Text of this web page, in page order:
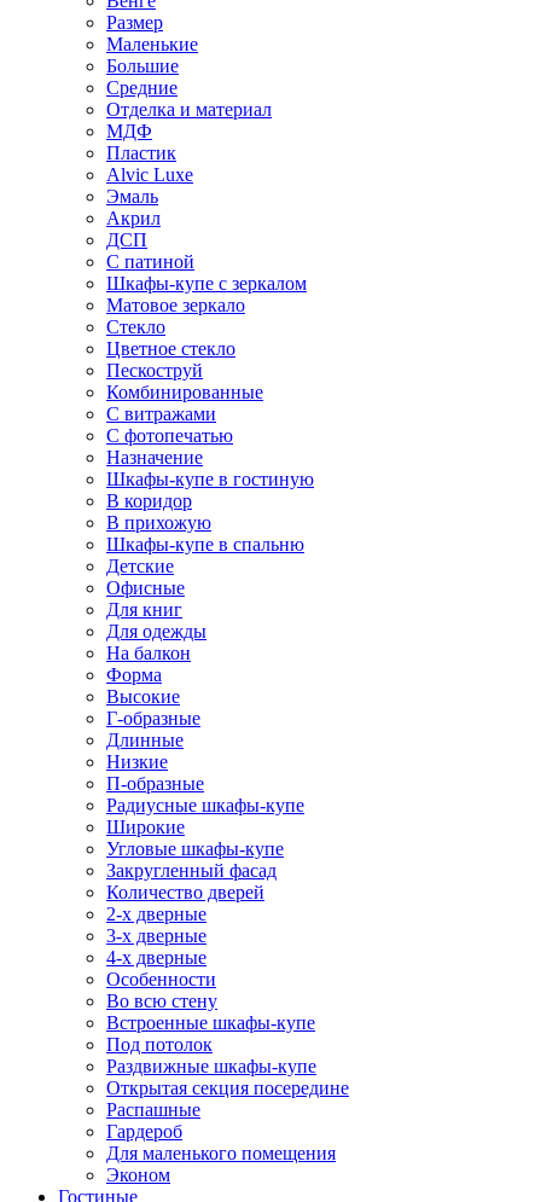
Размер
Маленькие
Большие
Средние
Отделка и материал
МДФ
Пластик
Alvic Luxe
Эмаль
Акрил
ДСП
С патиной
Шкафы-купе с зеркалом
Матовое зеркало
Стекло
Цветное стекло
Пескоструй
Комбинированные
С витражами
С фотопечатью
Назначение
Шкафы-купе в гостиную
В коридор
В прихожую
Шкафы-купе в спальню
Детские
Офисные
Для книг
Для одежды
На балкон
Форма
Высокие
Г-образные
Длинные
Низкие
П-образные
Радиусные шкафы-купе
Широкие
Угловые шкафы-купе
Закругленный фасад
Количество дверей
2-х дверные
3-х дверные
4-х дверные
Особенности
Во всю стену
Встроенные шкафы-купе
Под потолок
Раздвижные шкафы-купе
Открытая секция посередине
Распашные
Гардероб
Для маленького помещения
Эконом
Гостиные